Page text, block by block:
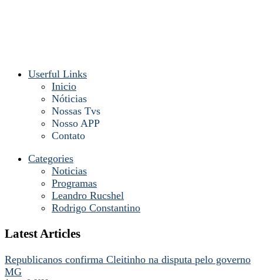
Userful Links
Inicio
Nóticias
Nossas Tvs
Nosso APP
Contato
Categories
Noticias
Programas
Leandro Rucshel
Rodrigo Constantino
Latest Articles
Republicanos confirma Cleitinho na disputa pelo governo
MG